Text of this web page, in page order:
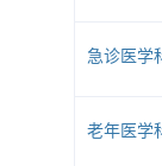
急诊医学
老年医学